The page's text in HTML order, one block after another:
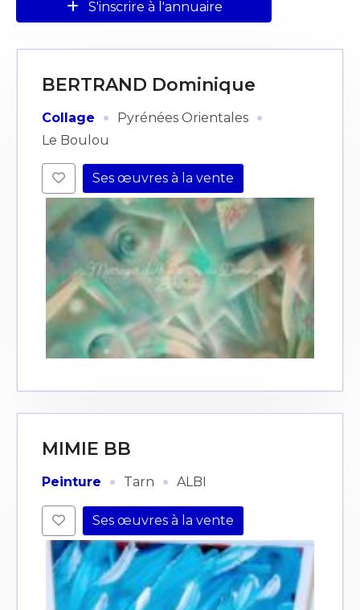
S'inscrire à l'annuaire
BERTRAND Dominique
Collage · Pyrénées Orientales ·
Le Boulou
Ses œuvres à la vente
MIMIE BB
Peinture · Tarn · ALBI
Ses œuvres à la vente